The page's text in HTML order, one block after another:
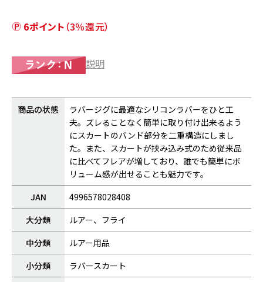
6ポイント （3％還元）
説明
商品の状態
ラバージグに最適なシリコンラバーをひと工
夫。ズレることなく簡単に取り付け出来るよう
にスカートのバンド部分を二重構造にしまし
た。また、スカートが挟み込み式のため従来品
に比べてフレアが増しており、誰でも簡単にボ
リューム感が出せることも魅力です。
JAN
4996578028408
大分類
ルアー、フライ
中分類
ルアー用品
小分類
ラバースカート